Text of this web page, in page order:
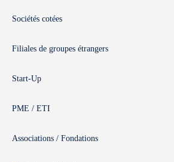
Sociétés cotées
Filiales de groupes étrangers
Start-Up
PME / ETI
Associations / Fondations